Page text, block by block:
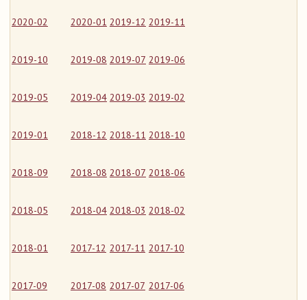
2020-02 2020-01 2019-12 2019-11
2019-10 2019-08 2019-07 2019-06
2019-05 2019-04 2019-03 2019-02
2019-01 2018-12 2018-11 2018-10
2018-09 2018-08 2018-07 2018-06
2018-05 2018-04 2018-03 2018-02
2018-01 2017-12 2017-11 2017-10
2017-09 2017-08 2017-07 2017-06